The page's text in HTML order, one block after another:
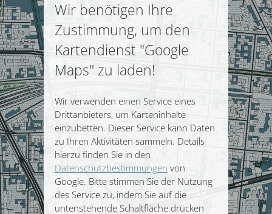
Wir benötigen Ihre
Zustimmung, um den
Kartendienst "Google
Maps" zu laden!
Wir verwenden einen Service eines
Drittanbieters, um Karteninhalte
einzubetten. Dieser Service kann Daten
zu Ihren Aktivitäten sammeln. Details
hierzu finden Sie in den
Datenschutzbestimmungen von
Google. Bitte stimmen Sie der Nutzung
des Service zu, indem Sie auf die
untenstehende Schaltfläche drücken